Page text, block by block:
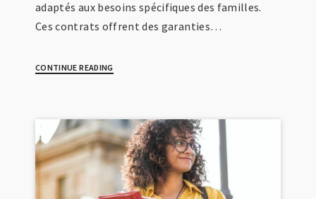
adaptés aux besoins spécifiques des familles.
Ces contrats offrent des garanties…
CONTINUE READING